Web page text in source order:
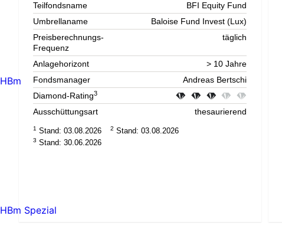
Teilfondsname
BFI Equity Fund
Umbrellaname
Baloise Fund Invest (Lux)
Preisberechnungs-
Frequenz
täglich
Anlagehorizont
> 10 Jahre
Fondsmanager
Andreas Bertschi
Diamond-Rating3
Ausschüttungsart thesaurierend
1 Stand: 03.08.2026 2 Stand: 03.08.2026
3 Stand: 30.06.2026
HBm
HBm Spezial